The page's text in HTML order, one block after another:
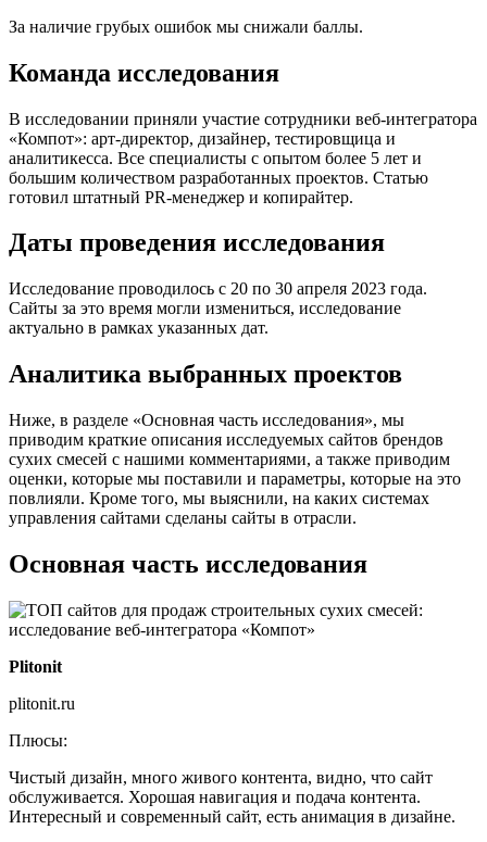
За наличие грубых ошибок мы снижали баллы.
Команда исследования
В исследовании приняли участие сотрудники веб-интегратора
«Компот»: арт-директор, дизайнер, тестировщица и
аналитикесса. Все специалисты с опытом более 5 лет и
большим количеством разработанных проектов. Статью
готовил штатный PR-менеджер и копирайтер.
Даты проведения исследования
Исследование проводилось с 20 по 30 апреля 2023 года.
Сайты за это время могли измениться, исследование
актуально в рамках указанных дат.
Аналитика выбранных проектов
Ниже, в разделе «Основная часть исследования», мы
приводим краткие описания исследуемых сайтов брендов
сухих смесей с нашими комментариями, а также приводим
оценки, которые мы поставили и параметры, которые на это
повлияли. Кроме того, мы выяснили, на каких системах
управления сайтами сделаны сайты в отрасли.
Основная часть исследования
Plitonit
plitonit.ru
Плюсы:
Чистый дизайн, много живого контента, видно, что сайт
обслуживается. Хорошая навигация и подача контента.
Интересный и современный сайт, есть анимация в дизайне.